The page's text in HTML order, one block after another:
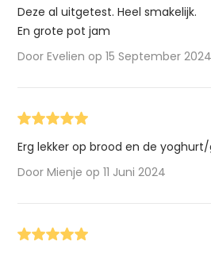
Deze al uitgetest. Heel smakelijk.
En grote pot jam
Door Evelien op 15 September 2024
Erg lekker op brood en de
Door Mienje op 11 Juni 2024